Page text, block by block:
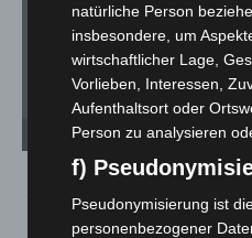
Schützenfest - das Hanöversch Festbier
hannover_fotografie
natürliche Person
insbesondere, um
wirtschaftlicher Lage,
Vorlieben, Interessen,
Aufenthaltsort oder
Person zu analysieren
f)
Pseudonymisierung ist
personenbezogener